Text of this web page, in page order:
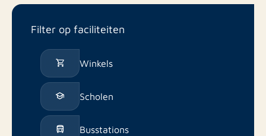
Filter op faciliteiten
Winkels
Scholen
Busstations